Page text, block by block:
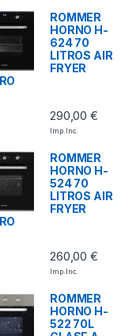
ROMMER
HORNO H-
624 70
LITROS AIR
FRYER
290,00€
Imp. Inc.
ROMMER
HORNO H-
524 70
LITROS AIR
FRYER
260,00€
Imp. Inc.
ROMMER
HORNO H-
522 70L